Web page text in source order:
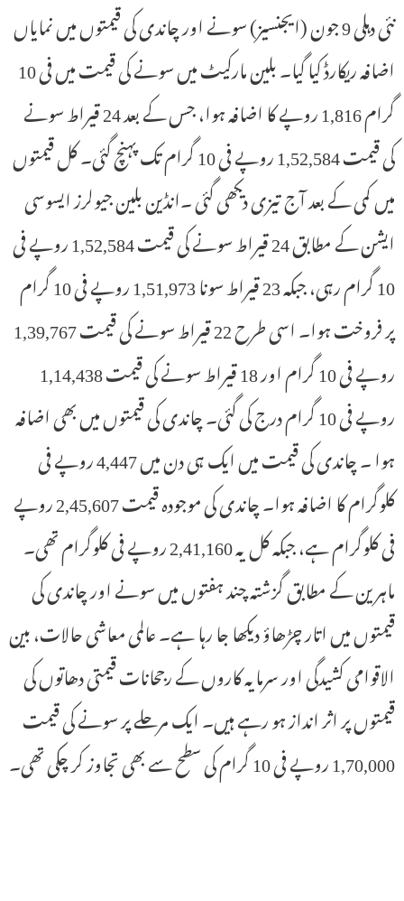
نئی دہلی 9 جون (ایجنسیز) سونے اور چاندی کی قیمتوں میں نمایاں
اضافہ ریکارڈ کیا گیا۔ بلین مارکیٹ میں سونے کی قیمت میں فی 10
گرام 1,816 روپے کا اضافہ ہوا، جس کے بعد 24 قیراط سونے
کی قیمت 1,52,584 روپے فی 10 گرام تک پہنچ گئی۔ کل قیمتوں
میں کمی کے بعد آج تیزی دیکھی گئی ۔انڈین بلین جیولرز ایسوسی
ایشن کے مطابق 24 قیراط سونے کی قیمت 1,52,584 روپے فی
10 گرام رہی، جبکہ 23 قیراط سونا 1,51,973 روپے فی 10 گرام
پر فروخت ہوا۔ اسی طرح 22 قیراط سونے کی قیمت 1,39,767
روپے فی 10 گرام اور 18 قیراط سونے کی قیمت 1,14,438
روپے فی 10 گرام درج کی گئی۔ چاندی کی قیمتوں میں بھی اضافہ
ہوا ۔ چاندی کی قیمت میں ایک ہی دن میں 4,447 روپے فی
کلوگرام کا اضافہ ہوا۔ چاندی کی موجودہ قیمت 2,45,607 روپے
فی کلوگرام ہے، جبکہ کل یہ 2,41,160 روپے فی کلوگرام تھی۔
ماہرین کے مطابق گزشتہ چند ہفتوں میں سونے اور چاندی کی
قیمتوں میں اتار چڑھاؤ دیکھا جا رہا ہے۔ عالمی معاشی حالات، بین
الاقوامی کشیدگی اور سرمایہ کاروں کے رجحانات قیمتی دھاتوں کی
قیمتوں پر اثر انداز ہو رہے ہیں۔ ایک مرحلے پر سونے کی قیمت
1,70,000 روپے فی 10 گرام کی سطح سے بھی تجاوز کر چکی تھی۔